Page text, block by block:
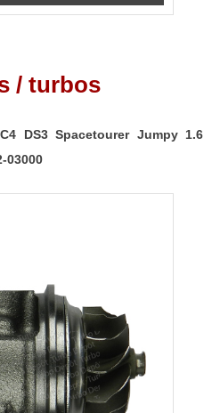
/ turbos
DS3 Spacetourer Jumpy 1.6
03000